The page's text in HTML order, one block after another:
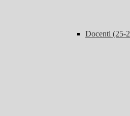
Docenti (25-